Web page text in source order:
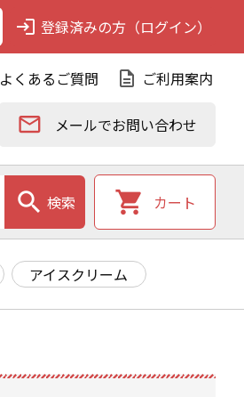
login 登録済みの方（ログイン）
よくあるご質問 description ご利用案内
email メールでお問い合わせ
search 検索 shopping_cart カート
アイスクリーム